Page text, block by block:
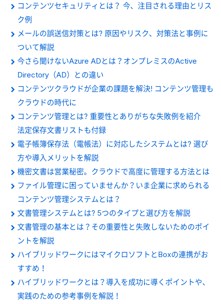
コンテンツセキュリティとは？ 今、注目される理由とリス
ク例
メールの誤送信対策とは? 原因やリスク、対策法と事例に
ついて解説
今さら聞けないAzure ADとは？オンプレミスのActive
Directory（AD）との違い
コンテンツクラウドが企業の課題を解決! コンテンツ管理も
クラウドの時代に
コンテンツ管理とは? 重要性とありがちな失敗例を紹介
法定保存文書リストも付録
電子帳簿保存法（電帳法）に対応したシステムとは? 選び
方や導入メリットを解説
機密文書は営業秘密。クラウドで高度に管理する方法とは
ファイル管理に困っていませんか？いま企業に求められる
コンテンツ管理システムとは？
文書管理システムとは? 5つのタイプと選び方を解説
文書管理の基本とは？その重要性と失敗しないためのポイ
ントを解説
ハイブリッドワークにはマイクロソフトとBoxの連携がお
すすめ！
ハイブリッドワークとは？導入を成功に導くポイントや、
実践のための参考事例を解説！